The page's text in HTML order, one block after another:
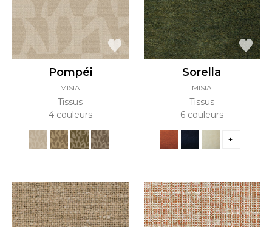
Pompéi
MISIA
Tissus
4 couleurs
Sorella
MISIA
Tissus
6 couleurs
+1